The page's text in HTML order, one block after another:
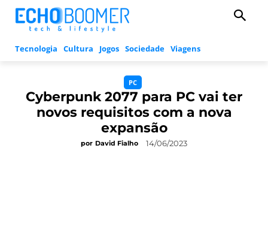
Tecnologia Cultura Jogos Sociedade Viagens
PC
Cyberpunk 2077 para PC vai ter
novos requisitos com a nova
expansão
por David Fialho 14/06/2023